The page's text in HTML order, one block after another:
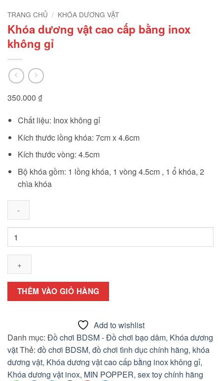
TRANG CHỦ / KHÓA DƯƠNG VẬT
Khóa dương vật cao cấp bằng inox
không gỉ
350.000 ₫
Chất liệu: Inox không gỉ
Kích thước lồng khóa: 7cm x 4.6cm
Kích thước vòng: 4.5cm
Bộ khóa gồm: 1 lồng khóa, 1 vòng 4.5cm , 1 ổ khóa, 2
chìa khóa
dương
vật
cao
bằng
inox
số
lượng
THÊM VÀO GIỎ HÀNG
Add to wishlist
Danh mục: Đồ chơi BDSM - Đồ chơi bạo dâm, Khóa dương
vậtThẻ: đồ chơi BDSM, đồ chơi tình dục chính hãng, khóa
dương vật, Khóa dương vật cao cấp bằng inox không gỉ,
Khóa dương vật inox, MIN POPPER, sex toy chính hãng